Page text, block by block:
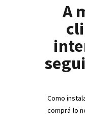
A
Como
comprá-lo